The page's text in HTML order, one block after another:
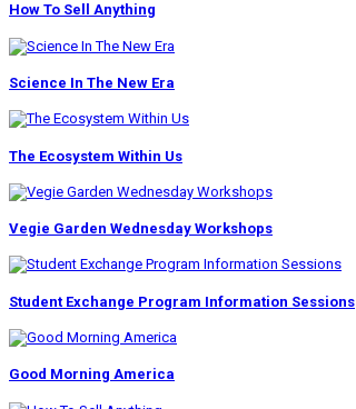
How To Sell Anything
Science In The New Era
The Ecosystem Within Us
Vegie Garden Wednesday Workshops
Student Exchange Program Information Sessions
Good Morning America